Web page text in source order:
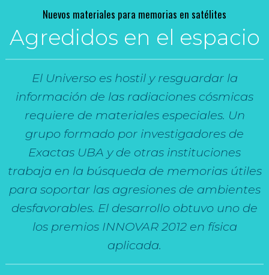
Nuevos materiales para memorias en satélites
Agredidos en el espacio
El Universo es hostil y resguardar la
información de las radiaciones cósmicas
requiere de materiales especiales. Un
grupo formado por investigadores de
Exactas UBA y de otras instituciones
trabaja en la búsqueda de memorias útiles
para soportar las agresiones de ambientes
desfavorables. El desarrollo obtuvo uno de
los premios INNOVAR 2012 en física
aplicada.